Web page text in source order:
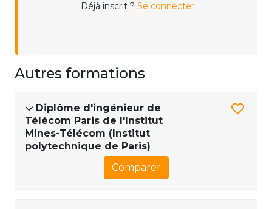
Déjà inscrit ? Se connecter
Autres formations
Diplôme d'ingénieur de
Télécom Paris de l'Institut
Mines-Télécom (Institut
polytechnique de Paris)
Comparer